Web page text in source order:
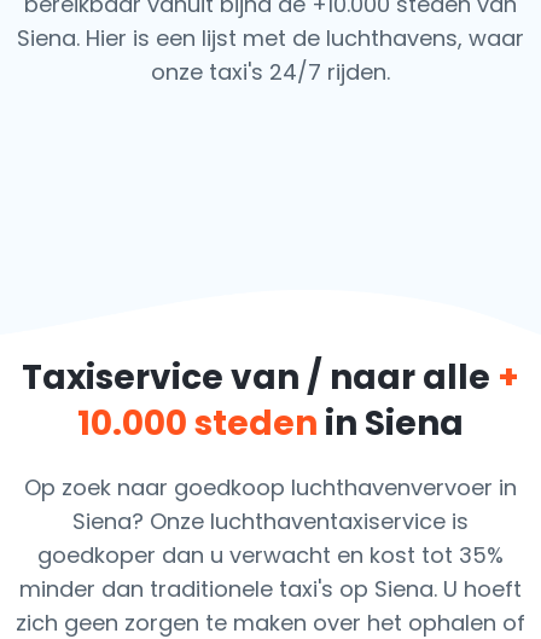
Siena. Hier is een lijst met de luchthavens, waar
onze taxi's 24/7 rijden.
Taxiservice van / naar alle +
10.000 steden in Siena
Op zoek naar goedkoop luchthavenvervoer in
Siena? Onze luchthaventaxiservice is
goedkoper dan u verwacht en kost tot 35%
minder dan traditionele taxi's op Siena. U hoeft
zich geen zorgen te maken over het ophalen of